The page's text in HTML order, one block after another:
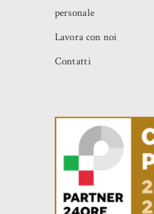
personale
Lavora con noi
Contatti